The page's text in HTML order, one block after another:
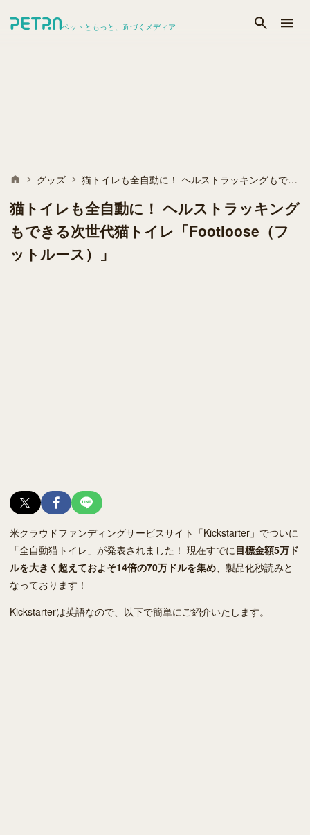
ペットともっと、近づくメディア
グッズ 猫トイレも全自動に！ ヘルストラッキングもできる次世代猫トイレ「Footloose（フットルース）」
猫トイレも全自動に！ ヘルストラッキング
もできる次世代猫トイレ「Footloose（フ
ットルース）」
米クラウドファンディングサービスサイト「Kickstarter」でついに
「全自動猫トイレ」が発表されました！ 現在すでに目標金額5万ド
ルを大きく超えておよそ14倍の70万ドルを集め、製品化秒読みと
なっております！
Kickstarterは英語なので、以下で簡単にご紹介いたします。